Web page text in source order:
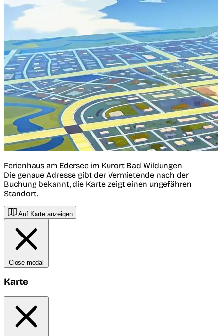
Ferienhaus am Edersee im Kurort Bad Wildungen
Die genaue Adresse gibt der Vermietende nach der
Buchung bekannt, die Karte zeigt einen ungefähren
Standort.
Auf Karte anzeigen
Close modal
Karte